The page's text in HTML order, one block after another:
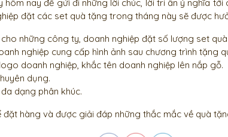
nay để gửi đi những lời chúc, lời tri ân ý nghĩa tới
đặt các set quà tặng trong tháng này sẽ được
những công ty, doanh nghiệp đặt số lượng set quà
nghiệp cung cấp hình ảnh sau chương trình tặng
doanh nghiệp, khắc tên doanh nghiệp lên nắp gỗ.
dụng.
dạng phân khúc.
đặt hàng và được giải đáp những thắc mắc về quà